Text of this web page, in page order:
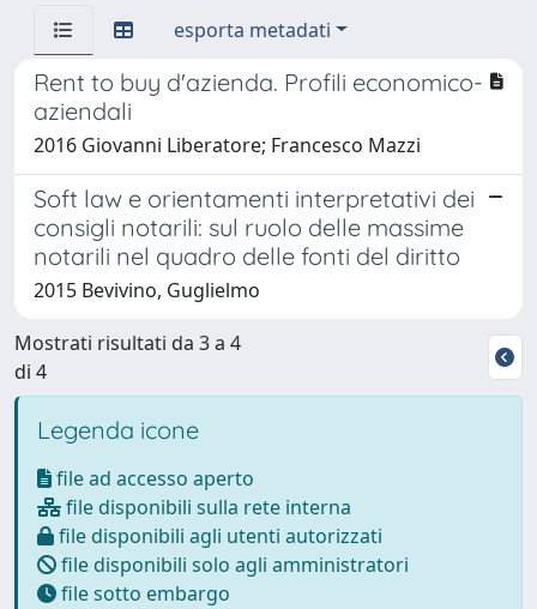
esporta metadati
Rent to buy d'azienda. Profili economico-
aziendali
2016 Giovanni Liberatore; Francesco Mazzi
Soft law e orientamenti interpretativi dei
consigli notarili: sul ruolo delle massime
notarili nel quadro delle fonti del diritto
2015 Bevivino, Guglielmo
Mostrati risultati da 3 a 4
di 4
Legenda icone
file ad accesso aperto
file disponibili sulla rete interna
file disponibili agli utenti autorizzati
file disponibili solo agli amministratori
file sotto embargo